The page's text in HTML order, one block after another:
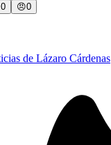
0 😠0
de Lázaro Cárdenas